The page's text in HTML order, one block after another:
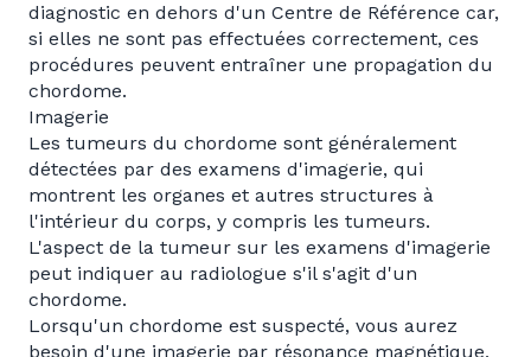
diagnostic en dehors d'un Centre de Référence car,
si elles ne sont pas effectuées correctement, ces
procédures peuvent entraîner une propagation du
chordome.
Imagerie
Les tumeurs du chordome sont généralement
détectées par des examens d'imagerie, qui
montrent les organes et autres structures à
l'intérieur du corps, y compris les tumeurs.
L'aspect de la tumeur sur les examens d'imagerie
peut indiquer au radiologue s'il s'agit d'un
chordome.
Lorsqu'un chordome est suspecté, vous aurez
besoin d'une imagerie par résonance magnétique,